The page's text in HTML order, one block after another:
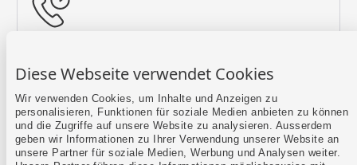
Diese Webseite verwendet Cookies
Wir verwenden Cookies, um Inhalte und Anzeigen zu
personalisieren, Funktionen für soziale Medien anbieten zu können
und die Zugriffe auf unsere Website zu analysieren. Ausserdem
geben wir Informationen zu Ihrer Verwendung unserer Website an
unsere Partner für soziale Medien, Werbung und Analysen weiter.
Mehr erfahren